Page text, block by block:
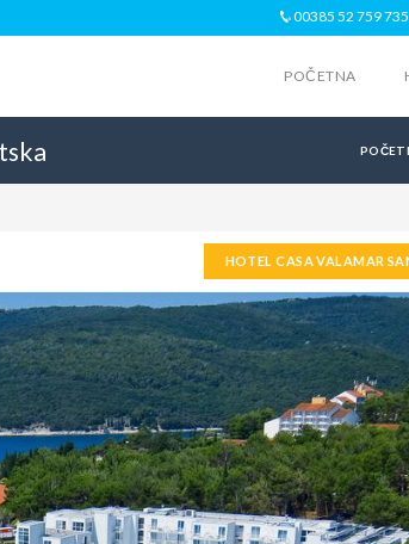
00385 52 759 735
POČETNA
HOTEL CASA VALAMAR